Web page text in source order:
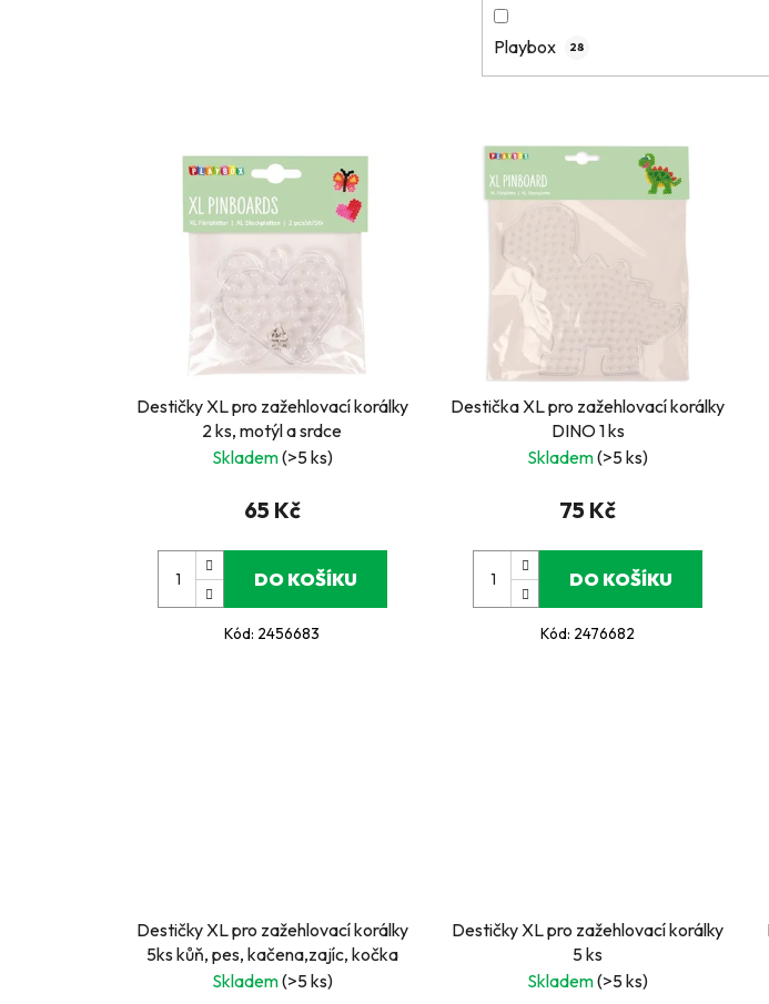
Playbox 28
Destičky XL pro zažehlovací korálky
2 ks, motýl a srdce
Skladem(>5 ks)
65 Kč
DO KOŠÍKU
Kód: 2456683
Destička XL pro zažehlovací korálky
DINO 1 ks
Skladem(>5 ks)
75 Kč
DO KOŠÍKU
Kód: 2476682
Destičky XL pro zažehlovací korálky
5ks kůň, pes, kačena,zajíc, kočka
Skladem(>5 ks)
Destičky XL pro zažehlovací korálky
5 ks
Skladem(>5 ks)